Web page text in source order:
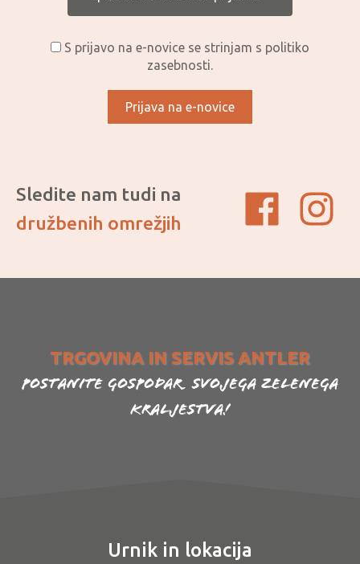
S prijavo na e-novice se strinjam s politiko
zasebnosti.
Sledite nam tudi na
družbenih omrežjih
TRGOVINA IN SERVIS ANTLER
Postanite gospodar svojega zelenega
kraljestva!
Urnik in lokacija